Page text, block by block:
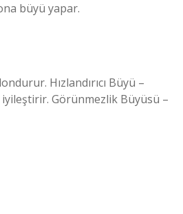
büyü yapar.
Hızlandırıcı Büyü –
Görünmezlik Büyüsü –